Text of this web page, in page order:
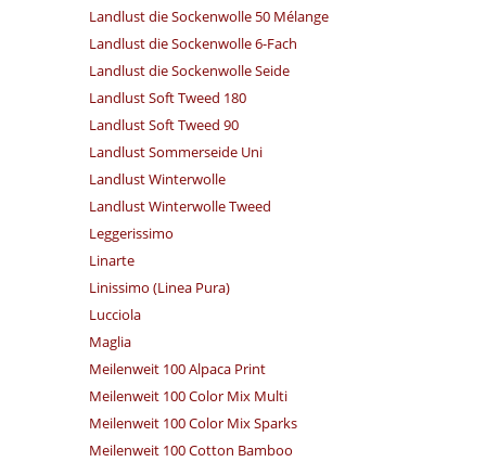
Landlust die Sockenwolle 50 Mélange
Landlust die Sockenwolle 6-Fach
Landlust die Sockenwolle Seide
Landlust Soft Tweed 180
Landlust Soft Tweed 90
Landlust Sommerseide Uni
Landlust Winterwolle
Landlust Winterwolle Tweed
Leggerissimo
Linarte
Linissimo (Linea Pura)
Lucciola
Maglia
Meilenweit 100 Alpaca Print
Meilenweit 100 Color Mix Multi
Meilenweit 100 Color Mix Sparks
Meilenweit 100 Cotton Bamboo